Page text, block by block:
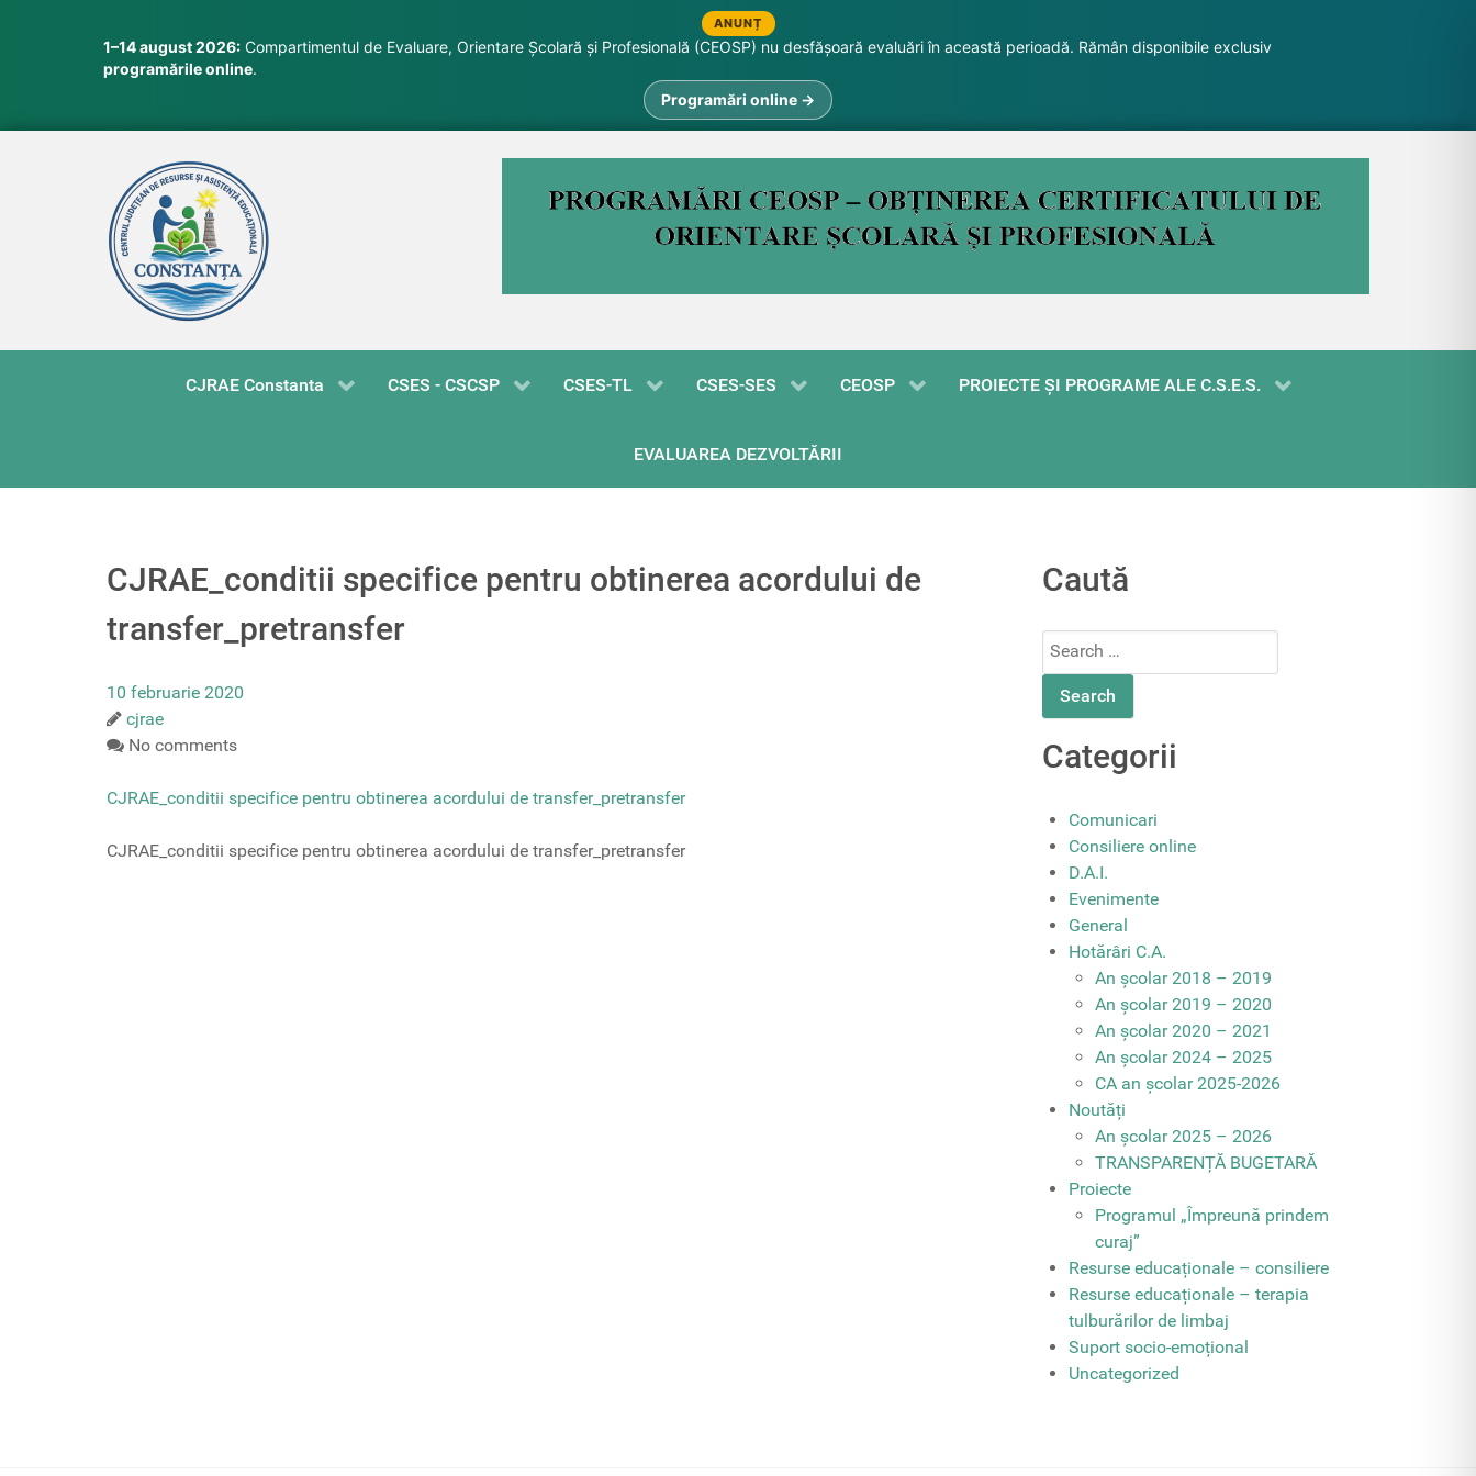
ANUNȚ
1–14 august 2026: Compartimentul de Evaluare, Orientare Școlară și Profesională (CEOSP) nu desfășoară evaluări în această perioadă. Rămân disponibile exclusiv
programările online.
Programări online →
CJRAE Constanta CSES - CSCSP CSES-TL CSES-SES CEOSP PROIECTE ŞI PROGRAME ALE C.S.E.S.
EVALUAREA DEZVOLTĂRII
CJRAE_conditii specifice pentru obtinerea acordului de
transfer_pretransfer
10 februarie 2020
cjrae
No comments
CJRAE_conditii specifice pentru obtinerea acordului de transfer_pretransfer
CJRAE_conditii specifice pentru obtinerea acordului de transfer_pretransfer
Caută
Search
Categorii
Comunicari
Consiliere online
D.A.I.
Evenimente
General
Hotărâri C.A.
An școlar 2018 – 2019
An școlar 2019 – 2020
An școlar 2020 – 2021
An școlar 2024 – 2025
CA an școlar 2025-2026
Noutăți
An școlar 2025 – 2026
TRANSPARENȚĂ BUGETARĂ
Proiecte
Programul „Împreună prindem
curaj”
Resurse educaționale – consiliere
Resurse educaționale – terapia
tulburărilor de limbaj
Suport socio-emoțional
Uncategorized